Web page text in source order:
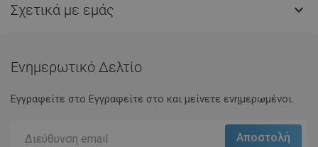
Σχετικά με εμάς 
Ενημερωτικό Δελτίο
Εγγραφείτε στο Eγγραφείτε στο και μείνετε ενημερωμένοι.